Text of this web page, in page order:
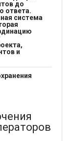
до
ответа.
система
и